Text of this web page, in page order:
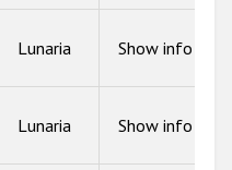
Lunaria Show info
Lunaria Show info